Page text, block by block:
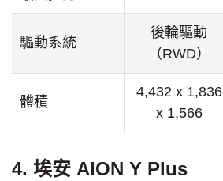
驅動系統
後輪驅動
（RWD）
體積
4,432 x 1,836
x 1,566
4. 埃安 AION Y Plus